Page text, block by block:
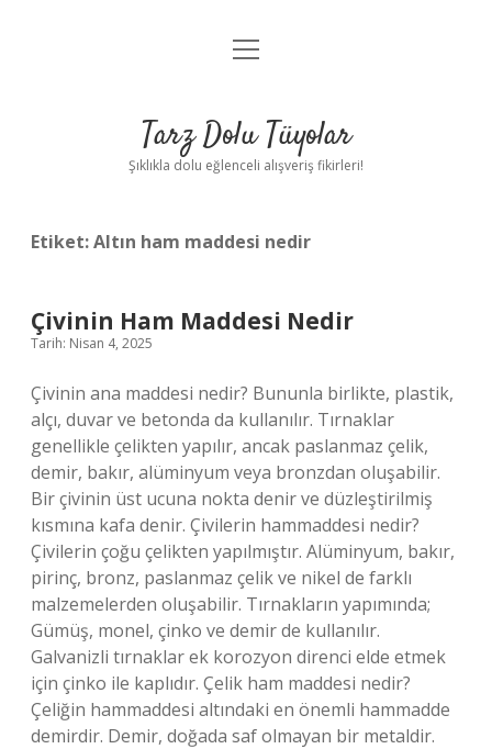
Anasayfa
Yasal Uyarı
menüyü
Tarz Dolu Tüyolar
Şıklıkla dolu eğlenceli alışveriş fikirleri!
Etiket:Altın ham maddesi nedir
Çivinin Ham Maddesi Nedir
Tarih: Nisan 4, 2025
Çivinin ana maddesi nedir? Bununla birlikte, plastik,
alçı, duvar ve betonda da kullanılır. Tırnaklar
genellikle çelikten yapılır, ancak paslanmaz çelik,
demir, bakır, alüminyum veya bronzdan oluşabilir.
Bir çivinin üst ucuna nokta denir ve düzleştirilmiş
kısmına kafa denir. Çivilerin hammaddesi nedir?
Çivilerin çoğu çelikten yapılmıştır. Alüminyum, bakır,
pirinç, bronz, paslanmaz çelik ve nikel de farklı
malzemelerden oluşabilir. Tırnakların yapımında;
Gümüş, monel, çinko ve demir de kullanılır.
Galvanizli tırnaklar ek korozyon direnci elde etmek
için çinko ile kaplıdır. Çelik ham maddesi nedir?
Çeliğin hammaddesi altındaki en önemli hammadde
demirdir. Demir, doğada saf olmayan bir metaldir.